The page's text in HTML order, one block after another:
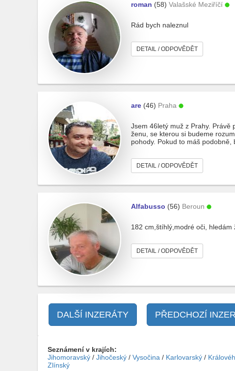
roman (58) Valašské Meziříčí
Rád bych naleznul
DETAIL / ODPOVĚDĚT
are (46) Praha
Jsem 46letý muž z Prahy.
ženu, se kterou si budeme
pohody. Pokud to máš podobně,
DETAIL / ODPOVĚDĚT
Alfabusso (56) Beroun
182 cm,štíhlý,modré oči, hledám
DETAIL / ODPOVĚDĚT
DALŠÍ INZERÁTY PŘEDCHOZÍ
Seznámení v krajích:
Jihomoravský / Jihočeský / Vysočina / Karlovarský /
Zlínský